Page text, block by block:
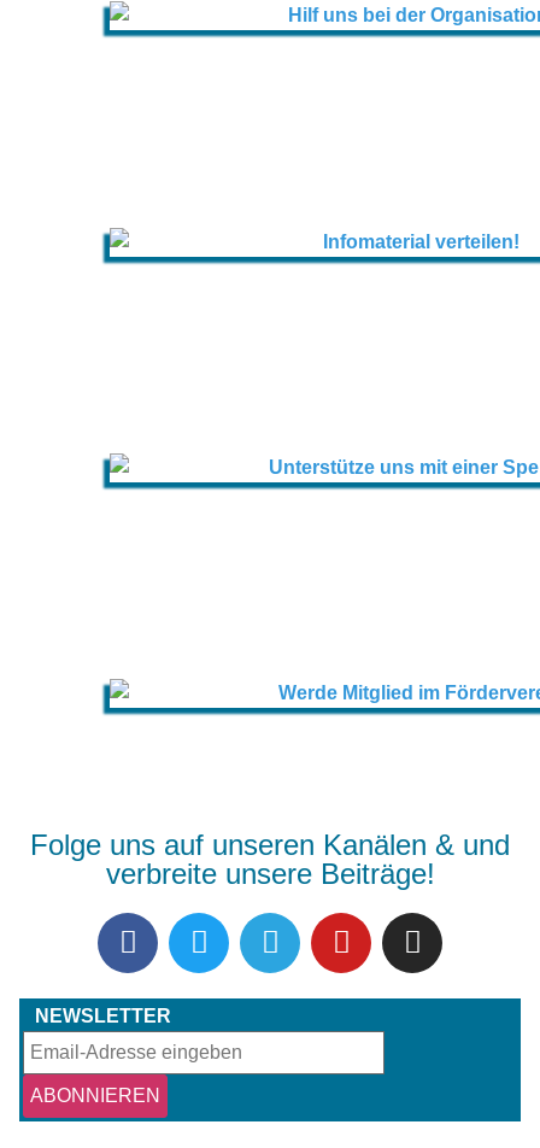
Folge uns auf unseren Kanälen & und
verbreite unsere Beiträge!
NEWSLETTER